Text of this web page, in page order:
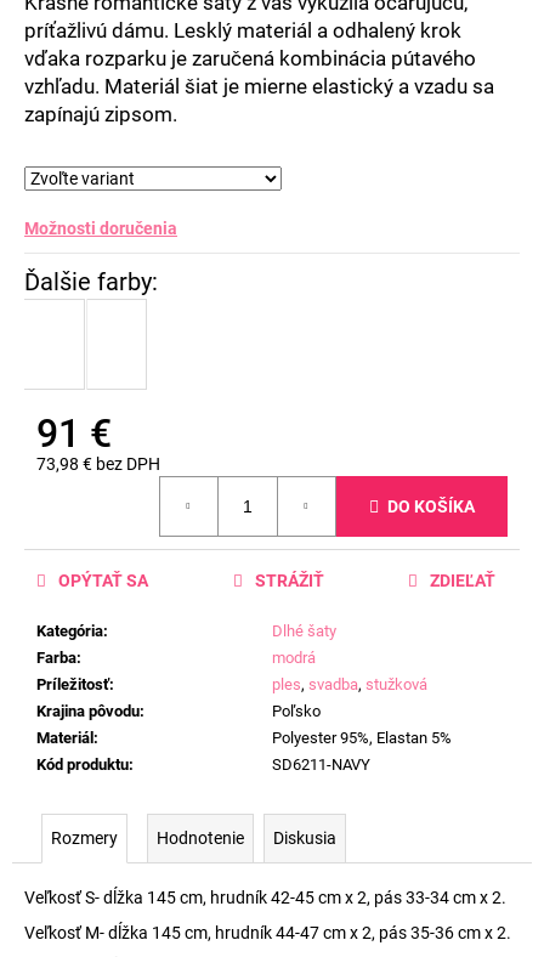
príťažlivú dámu. Lesklý materiál a odhalený krok
vďaka rozparku je zaručená kombinácia pútavého
vzhľadu. Materiál šiat je mierne elastický a vzadu sa
zapínajú zipsom.
Možnosti doručenia
91 €
73,98 € bez DPH
DO KOŠÍKA
Kategória:
Dlhé šaty
Farba:
modrá
Príležitosť: ples, svadba, stužková
Krajina pôvodu:
Poľsko
Materiál :
Polyester 95%, Elastan 5%
Kód produktu: SD6211-NAVY
OPÝTAŤ SA STRÁŽIŤ ZDIEĽAŤ
Rozmery Hodnotenie Diskusia
Veľkosť S- dĺžka 145 cm, hrudník 42-45 cm x 2, pás 33-34 cm x 2.
Veľkosť M- dĺžka 145 cm, hrudník 44-47 cm x 2, pás 35-36 cm x 2.